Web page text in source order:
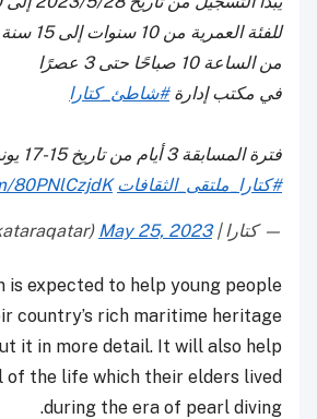
للفئة العمرية من 10 سنوات إلى 15 سنة
من الساعة 10 صباحًا حتى 3 عصرًا
في مكتب إدارة#شاطئ_كتارا
فترة المسابقة 3 أيام من تاريخ 15-17 يونيو 2023
#كتارا_ملتقى_الثقافات 80PNlCzjdK
— كتارا | Katara (@kataraqatar)May 25, 2023
is expected to help young people
country’s rich maritime heritage
it in more detail. It will also help
of the life which their elders lived
during the era of pearl diving.